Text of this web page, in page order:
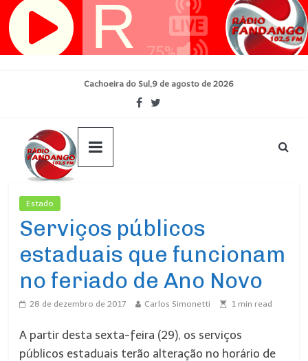
Pular
para
Cachoeira do Sul,9 de agosto de 2026
Estado
Serviços públicos
estaduais que funcionam
no feriado de Ano Novo
28 de dezembro de 2017 Carlos Simonetti 1 min read
A partir desta sexta-feira (29), os serviços
públicos estaduais terão alteração no horário de